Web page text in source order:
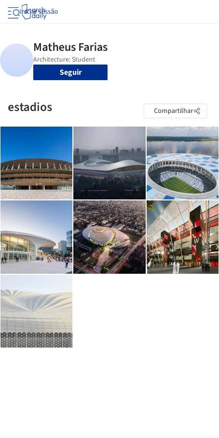
Iniciar sessão
Seguir
estadios Compartilhar